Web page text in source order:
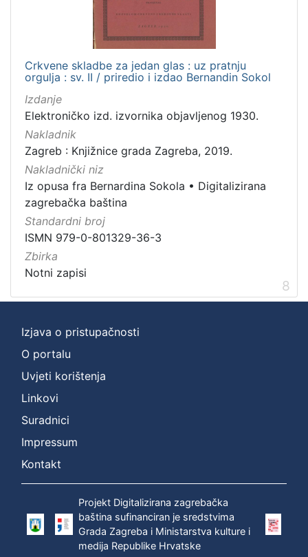
Crkvene skladbe za jedan glas : uz pratnju
orgulja : sv. II / priredio i izdao Bernandin Sokol
Izdanje
Elektroničko izd. izvornika objavljenog 1930.
Nakladnik
Zagreb : Knjižnice grada Zagreba, 2019.
Nakladnički niz
Iz opusa fra Bernardina Sokola • Digitalizirana
zagrebačka baština
Standardni broj
ISMN 979-0-801329-36-3
Zbirka
Notni zapisi
8
Izjava o pristupačnosti
O portalu
Uvjeti korištenja
Linkovi
Suradnici
Impressum
Kontakt
Projekt Digitalizirana zagrebačka
baština sufinanciran je sredstvima
Grada Zagreba i Ministarstva kulture i
medija Republike Hrvatske